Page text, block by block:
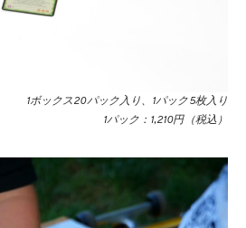
1ボックス20パック入り、1パック5枚入り
1パック：1,210円（税込）